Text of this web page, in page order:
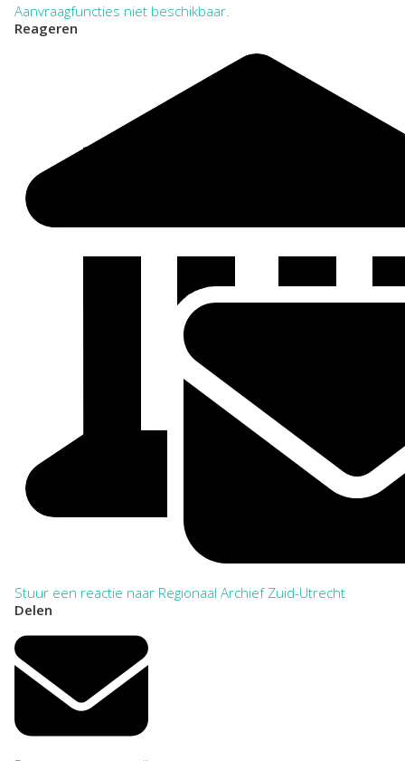
Aanvraagfuncties niet beschikbaar.
Reageren
Stuur een reactie naar Regionaal Archief Zuid-Utrecht
Delen